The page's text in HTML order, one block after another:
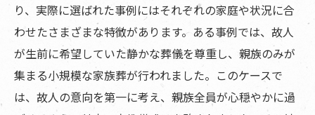
り、実際に選ばれた事例にはそれぞれの家庭や状況に合
わせたさまざまな特徴があります。ある事例では、故人
が生前に希望していた静かな葬儀を尊重し、親族のみが
集まる小規模な家族葬が行われました。このケースで
は、故人の意向を第一に考え、親族全員が心穏やかに過